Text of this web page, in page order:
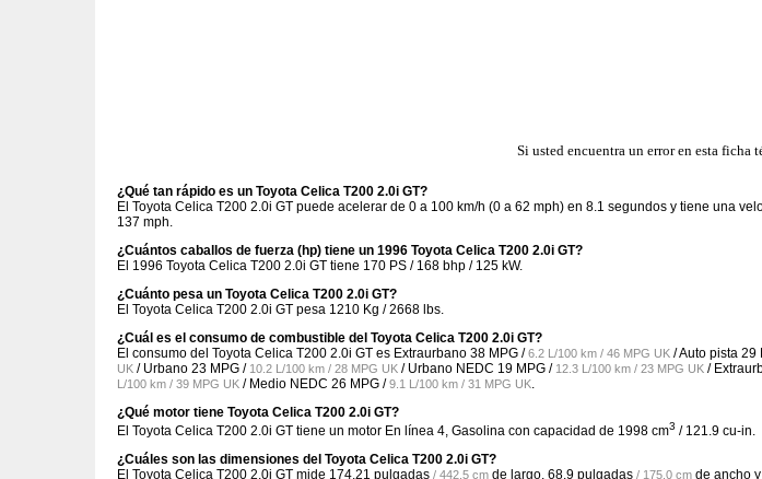
Si usted encuentra un error en esta ficha
¿Qué tan rápido es un Toyota Celica T200 2.0i GT?
El Toyota Celica T200 2.0i GT puede acelerar de 0 a 100 km/h (0 a 62 mph) en 8.1 segundos y tiene una
137 mph.
¿Cuántos caballos de fuerza (hp) tiene un 1996 Toyota Celica T200 2.0i GT?
El 1996 Toyota Celica T200 2.0i GT tiene 170 PS / 168 bhp / 125 kW.
¿Cuánto pesa un Toyota Celica T200 2.0i GT?
El Toyota Celica T200 2.0i GT pesa 1210 Kg / 2668 lbs.
¿Cuál es el consumo de combustible del Toyota Celica T200 2.0i GT?
El consumo del Toyota Celica T200 2.0i GT es Extraurbano 38 MPG /6.2 L/100 km / 46 MPG UK / Auto pista 29
UK / Urbano 23 MPG / 10.2 L/100 km / 28 MPG UK / Urbano NEDC 19 MPG / 12.3 L/100 km / 23 MPG UK /
L/100 km / 39 MPG UK / Medio NEDC 26 MPG /9.1 L/100 km / 31 MPG UK.
¿Qué motor tiene Toyota Celica T200 2.0i GT?
El Toyota Celica T200 2.0i GT tiene un motor En línea 4, Gasolina con capacidad de 1998 cm3 / 121.9 cu-in.
¿Cuáles son las dimensiones del Toyota Celica T200 2.0i GT?
El Toyota Celica T200 2.0i GT mide 174.21 pulgadas / 442.5 cm de largo, 68.9 pulgadas / 175.0 cm de ancho y